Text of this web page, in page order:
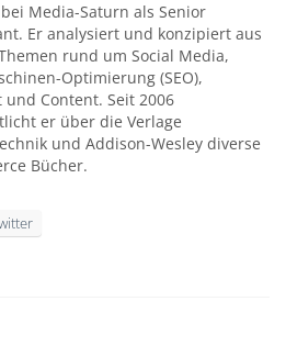
Media-Saturn als Senior
Er analysiert und konzipiert aus
rund um Social Media,
Optimierung (SEO),
und Content. Seit 2006
er über die Verlage
und Addison-Wesley diverse
Bücher.